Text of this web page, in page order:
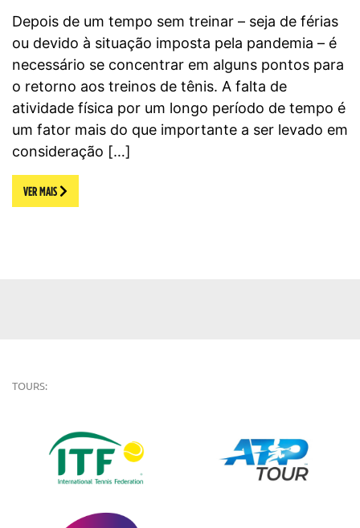
Depois de um tempo sem treinar – seja de férias
ou devido à situação imposta pela pandemia – é
necessário se concentrar em alguns pontos para
o retorno aos treinos de tênis. A falta de
atividade física por um longo período de tempo é
um fator mais do que importante a ser levado em
consideração […]
VER MAIS
TOURS: